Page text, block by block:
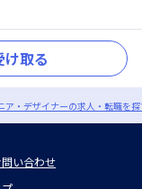
取る
ア・デザイナーの求人・転職を
い合わせ